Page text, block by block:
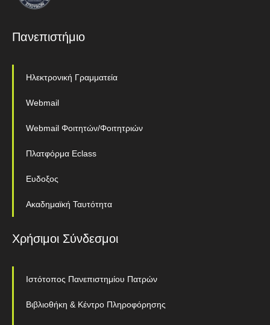
Πανεπιστήμιο
Ηλεκτρονική Γραμματεία
Webmail
Webmail Φοιτητών/Φοιτητριών
Πλατφόρμα Eclass
Ευδοξος
Ακαδημαϊκή Ταυτότητα
Χρήσιμοι Σύνδεσμοι
Ιστότοπος Πανεπιστημίου Πατρών
Βιβλιοθήκη & Κέντρο Πληροφόρησης